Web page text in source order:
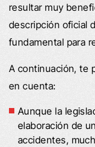
resultar muy
descripción oficial
fundamental para
A continuación, te
en cuenta:
Aunque la
elaboración de
accidentes,